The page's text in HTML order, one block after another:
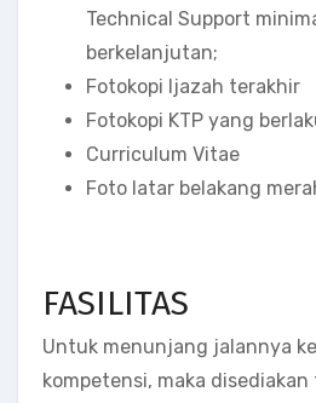
Technical Support
berkelanjutan;
Fotokopi Ijazah terakhir
Fotokopi KTP yang
Curriculum Vitae
Foto latar belakang
FASILITAS
Untuk menunjang jalannya
kompetensi, maka